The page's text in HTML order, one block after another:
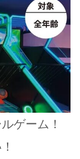
ゲーム！